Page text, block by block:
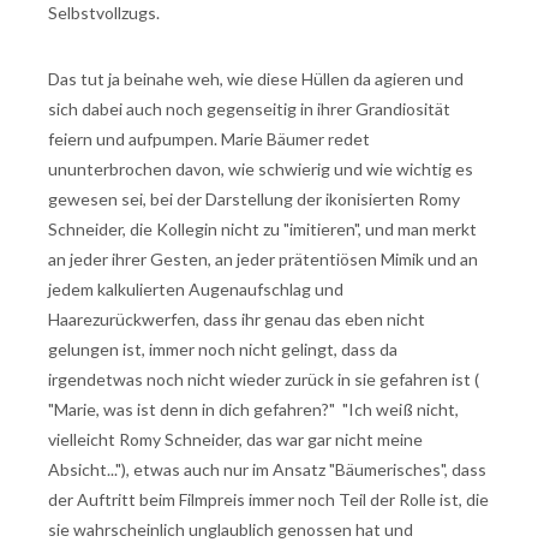
Selbstvollzugs.
Das tut ja beinahe weh, wie diese Hüllen da agieren und
sich dabei auch noch gegenseitig in ihrer Grandiosität
feiern und aufpumpen. Marie Bäumer redet
ununterbrochen davon, wie schwierig und wie wichtig es
gewesen sei, bei der Darstellung der ikonisierten Romy
Schneider, die Kollegin nicht zu "imitieren", und man merkt
an jeder ihrer Gesten, an jeder prätentiösen Mimik und an
jedem kalkulierten Augenaufschlag und
Haarezurückwerfen, dass ihr genau das eben nicht
gelungen ist, immer noch nicht gelingt, dass da
irgendetwas noch nicht wieder zurück in sie gefahren ist (
"Marie, was ist denn in dich gefahren?" "Ich weiß nicht,
vielleicht Romy Schneider, das war gar nicht meine
Absicht..."), etwas auch nur im Ansatz "Bäumerisches", dass
der Auftritt beim Filmpreis immer noch Teil der Rolle ist, die
sie wahrscheinlich unglaublich genossen hat und